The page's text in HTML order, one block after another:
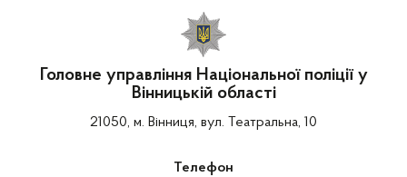
Головне управління Національної поліції у
Вінницькій області
21050, м. Вінниця, вул. Театральна, 10
Телефон